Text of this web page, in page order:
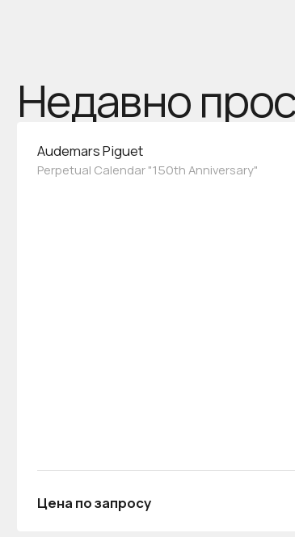
Недавно
Audemars Piguet
Perpetual Calendar "150th Anniversary"
Цена по запросу